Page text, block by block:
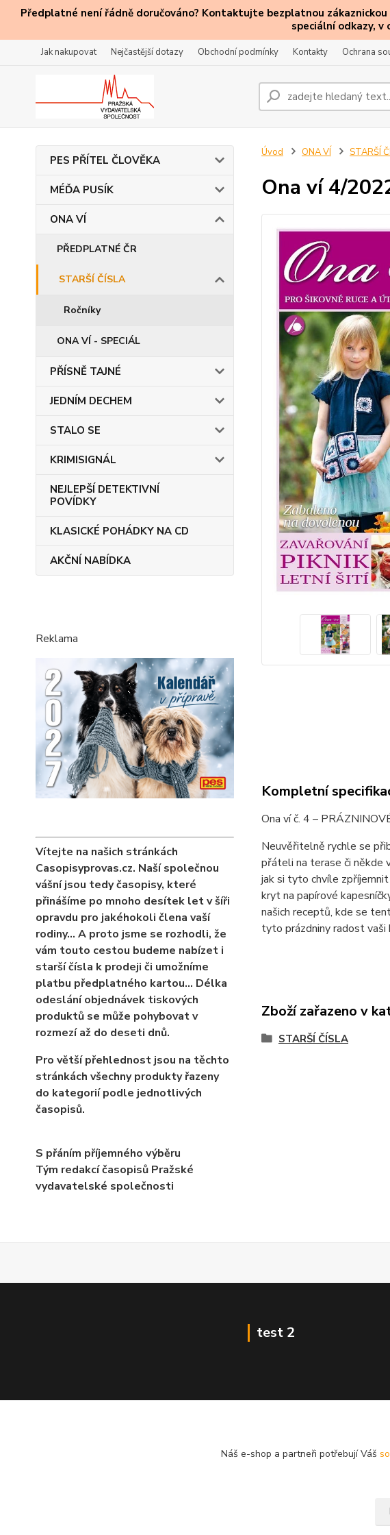
Předplatné není řádně doručováno? Kontaktujte bezplatnou
speciální odkazy, v
Jak nakupovat Nejčastější dotazy Obchodní podmínky Kontakty Ochrana
PES PŘÍTEL ČLOVĚKA
MÉĎA PUSÍK
ONA VÍ
PŘEDPLATNÉ ČR
STARŠÍ ČÍSLA
Ročníky
ONA VÍ - SPECIÁL
PŘÍSNĚ TAJNÉ
JEDNÍM DECHEM
STALO SE
KRIMISIGNÁL
NEJLEPŠÍ DETEKTIVNÍ
POVÍDKY
KLASICKÉ POHÁDKY NA CD
AKČNÍ NABÍDKA
Reklama
Vítejte na našich stránkách
Casopisyprovas.cz. Naší společnou
vášní jsou tedy časopisy, které
přinášíme po mnoho desítek let v šíři
opravdu pro jakéhokoli člena vaší
rodiny… A proto jsme se rozhodli, že
vám touto cestou budeme nabízet i
starší čísla k prodeji či umožníme
platbu předplatného kartou... Délka
odeslání objednávek tiskových
produktů se může pohybovat v
rozmezí až do deseti dnů.
Pro větší přehlednost jsou na těchto
stránkách všechny produkty řazeny
do kategorií podle jednotlivých
časopisů.
S přáním příjemného výběru
Tým redakcí časopisů Pražské
vydavatelské společnosti
Úvod ONA VÍ STARŠÍ
Ona ví 4/
Kompletní
Ona ví č. 4 –
Neuvěřitelně rychle se
přáteli na terase či někde
jak si tyto chvíle
kryt na papírové
našich receptů, kde se
tyto prázdniny radost vaši
Zboží zařazeno v
STARŠÍ ČÍSLA
test 2
Náš e-shop a partneři potřebují Váš